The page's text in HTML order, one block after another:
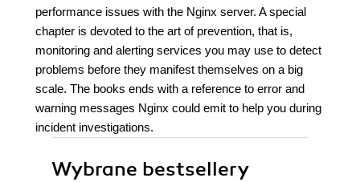
performance issues with the Nginx server. A special
chapter is devoted to the art of prevention, that is,
monitoring and alerting services you may use to detect
problems before they manifest themselves on a big
scale. The books ends with a reference to error and
warning messages Nginx could emit to help you during
incident investigations.
Wybrane bestsellery